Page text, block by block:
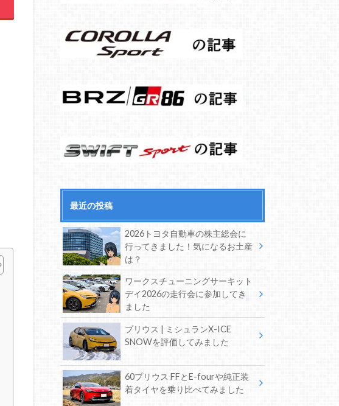
最近の投稿
2026トヨタ自動車の株主総会に
行ってきました！気になるお土産
は？
ワークスチューニングサーキット
デイ2026の走行会に参加してき
ました
プリウス | ミシュランX-ICE
SNOWを評価してみました
60プリウス FFとE-fourや純正装
着タイヤを乗り比べてみました